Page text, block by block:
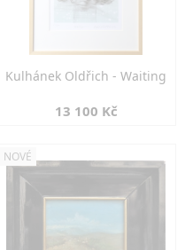
Kulhánek Oldřich - Waiting
13 100 Kč
NOVÉ